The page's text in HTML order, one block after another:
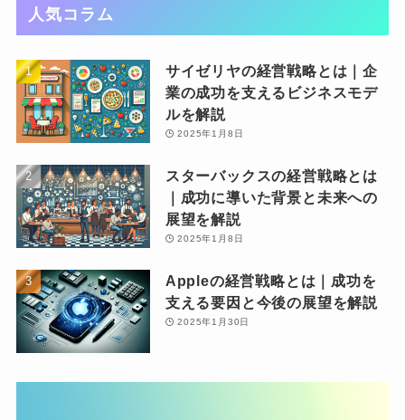
人気コラム
サイゼリヤの経営戦略とは｜企
業の成功を支えるビジネスモデ
ルを解説
2025年1月8日
スターバックスの経営戦略とは
｜成功に導いた背景と未来への
展望を解説
2025年1月8日
Appleの経営戦略とは｜成功を
支える要因と今後の展望を解説
2025年1月30日